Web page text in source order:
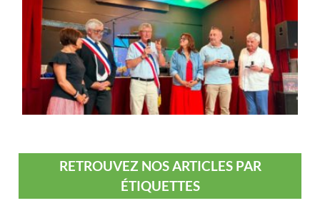
RETROUVEZ NOS ARTICLES PAR
ÉTIQUETTES